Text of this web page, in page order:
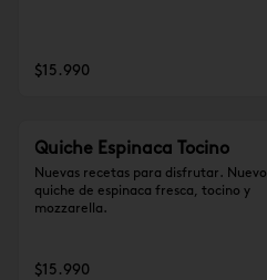
$15.990
Quiche Espinaca Tocino
Nuevas recetas para disfrutar. Nuevo
quiche de espinaca fresca, tocino y
mozzarella.
$15.990